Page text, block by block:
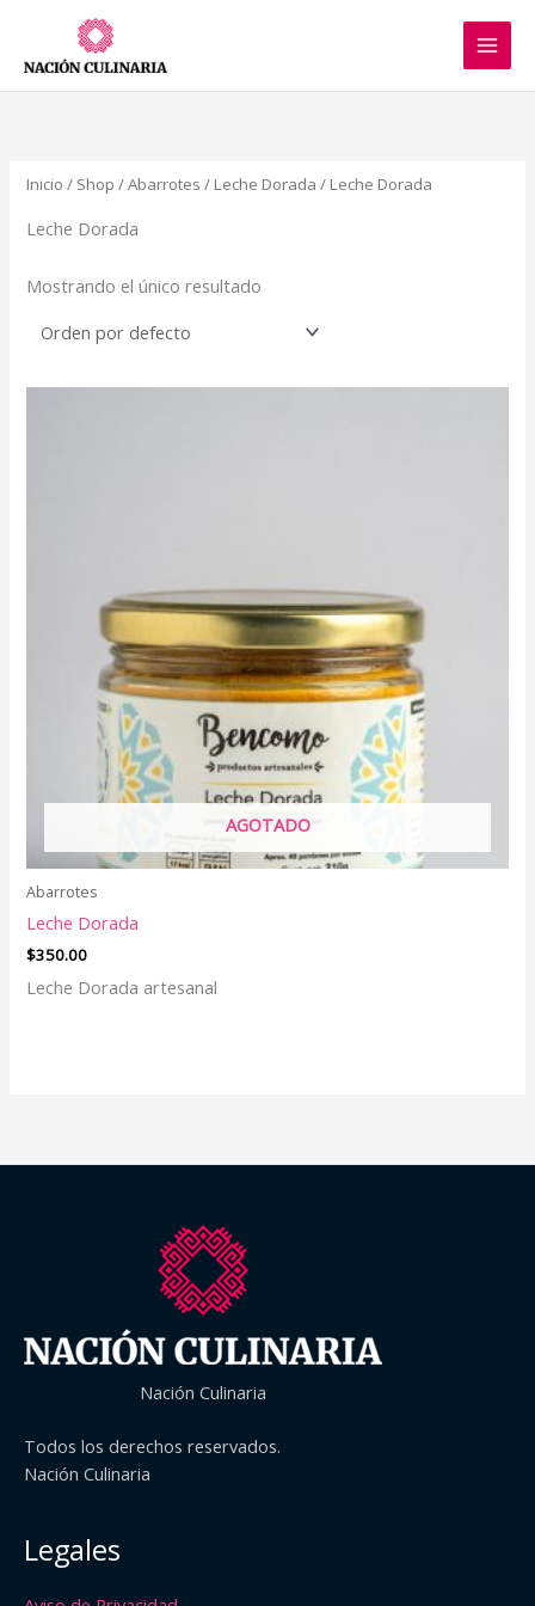
contenido
Inicio / Shop /Abarrotes / Leche Dorada / Leche Dorada
Leche Dorada
Mostrando el único resultado
AGOTADO
Abarrotes
Leche Dorada
$350.00
Leche Dorada artesanal
Nación Culinaria
Todos los derechos reservados.
Nación Culinaria
Legales